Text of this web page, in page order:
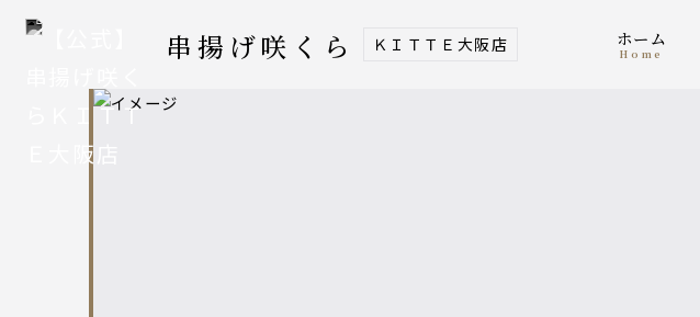
串揚げ咲くら ＫＩＴＴＥ大阪店 ホーム
home